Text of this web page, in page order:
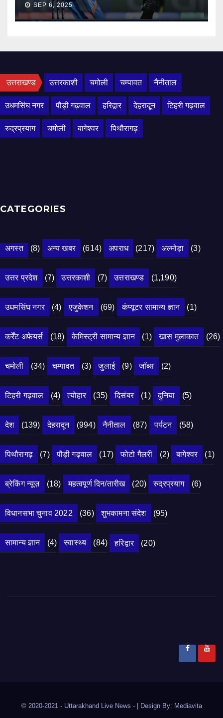
SEP 6, 2025
उत्तराखण्ड उत्तरकाशी चमोली चम्पावत नैनीताल
उधमसिंघ नगर पौड़ी गढ़वाल हरिद्वार देहरादून टिहरी गढ़वाल
रुद्रप्रयाग चमोली बागेश्वर पिथौरागढ़
CATEGORIES
अगस्त (8) अन्य खबर (614) अपराध (217) अल्मोड़ा (3)
उत्तर प्रदेश (7) उत्तरकाशी (7) उत्तराखण्ड (1,190)
उधमसिंघ नगर (4) एजुकेशन (69) कंप्यूटर सामान्य ज्ञान (1)
कर्रेंट अफेयर्स (18) केमिस्ट्री सामान्य ज्ञान (1) खास मुलाकात (26)
चमोली (34) चम्पावत (3) जुलाई (9) जॉब्स (2)
टिहरी गढ़वाल (4) त्योहार (35) दिसंबर (1) दुनिया (5)
देश (139) देहरादून (994) नैनीताल (87) पर्यटन (58)
पिथौरागढ़ (7) पौड़ी गढ़वाल (17) फोटो गैलरी (2) बागेश्वर (1)
ब्रेकिंग न्यूज़ (18) महत्वपूर्ण दिन/तारीख (20) रुद्रप्रयाग (6)
विधानसभा चुनाव 2022 (36) शुभकामना संदेश (95)
सामान्य ज्ञान (4) स्वास्थ्य (84) हरिद्वार (20)
© 2020-2021 - Uttarakhand Live News - | Design By: Mediavita